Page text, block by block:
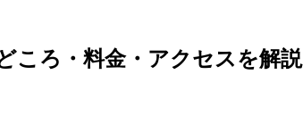
ころ・料金・アクセスを解説